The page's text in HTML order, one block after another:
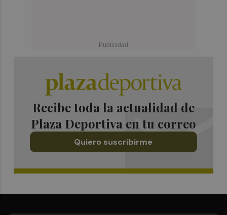
Recibe toda la actualidad de
Plaza Deportiva en tu correo
Quiero suscribirme